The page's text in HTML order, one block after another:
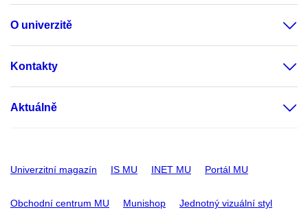
O univerzitě
Kontakty
Aktuálně
Univerzitní magazín IS MU INET MU Portál MU
Obchodní centrum MU Munishop Jednotný vizuální styl